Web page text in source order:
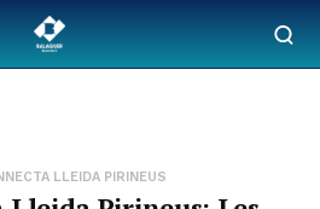
LLEIDA PIRINEUS